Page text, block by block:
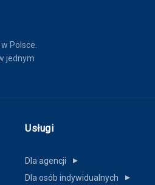
Polsce.
jednym
Usługi
Dla agencji ▼
Dla osób indywidualnych ▼